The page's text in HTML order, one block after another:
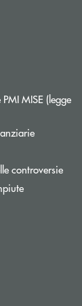
MISE (legge
Apre una
controversie